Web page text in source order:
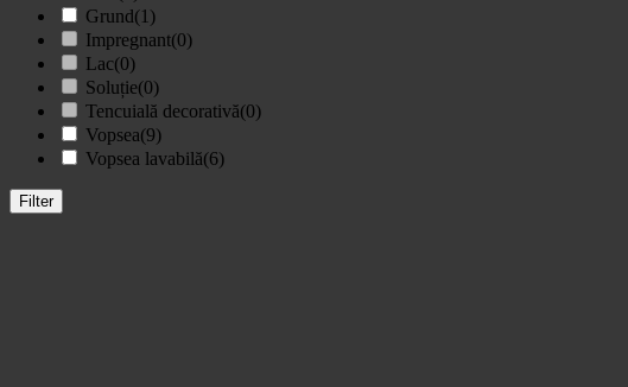
Grund(1)
Impregnant(0)
Lac(0)
Soluție(0)
Tencuială decorativă(0)
Vopsea(9)
Vopsea lavabilă(6)
Filter